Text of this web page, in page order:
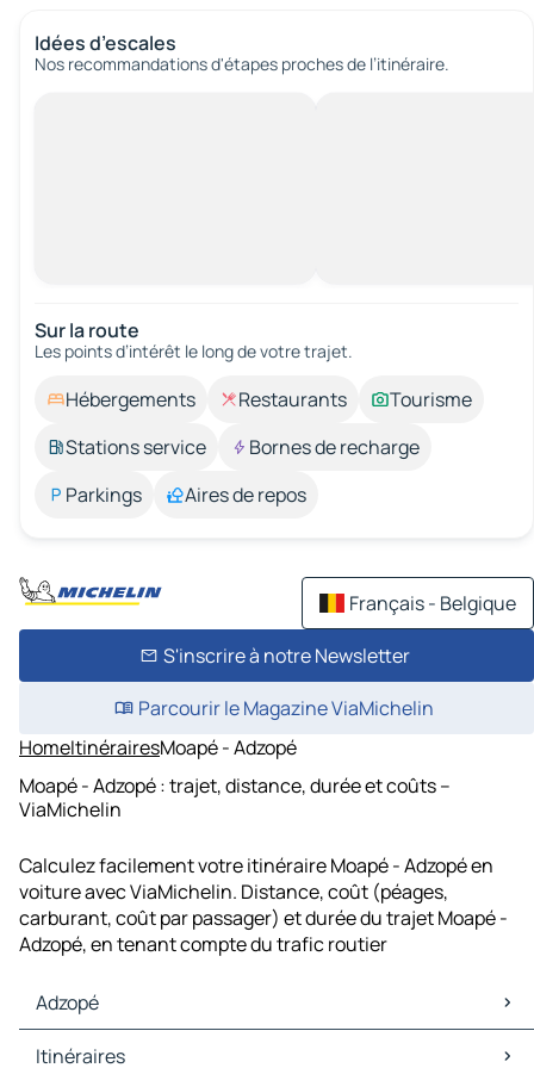
Idées d’escales
Nos recommandations d'étapes proches de l’itinéraire.
Sur la route
Les points d’intérêt le long de votre trajet.
Hébergements Restaurants
Tourisme
Stations service
Bornes de recharge
Parkings
Aires de repos
Français - Belgique
S'inscrire à notre Newsletter
Parcourir le Magazine ViaMichelin
HomeItinérairesMoapé - Adzopé
Moapé - Adzopé : trajet, distance, durée et coûts –
ViaMichelin
Calculez facilement votre itinéraire Moapé - Adzopé en
voiture avec ViaMichelin. Distance, coût (péages,
carburant, coût par passager) et durée du trajet Moapé -
Adzopé, en tenant compte du trafic routier
Adzopé
Adzopé Cartes et plans
Itinéraires